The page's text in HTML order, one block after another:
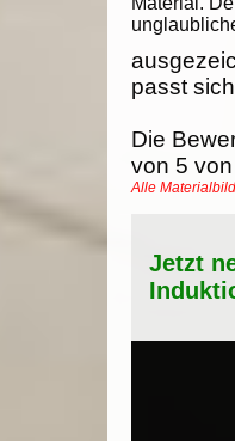
passt
Die
von 5 von
Alle
Jetzt